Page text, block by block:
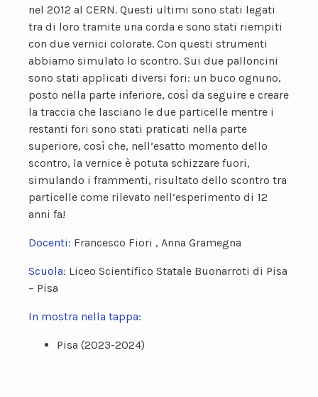
nel 2012 al CERN. Questi ultimi sono stati legati
tra di loro tramite una corda e sono stati riempiti
con due vernici colorate. Con questi strumenti
abbiamo simulato lo scontro. Sui due palloncini
sono stati applicati diversi fori: un buco ognuno,
posto nella parte inferiore, così da seguire e creare
la traccia che lasciano le due particelle mentre i
restanti fori sono stati praticati nella parte
superiore, così che, nell’esatto momento dello
scontro, la vernice è potuta schizzare fuori,
simulando i frammenti, risultato dello scontro tra
particelle come rilevato nell’esperimento di 12
anni fa!
Docenti: Francesco Fiori , Anna Gramegna
Scuola: Liceo Scientifico Statale Buonarroti di Pisa
– Pisa
In mostra nella tappa:
Pisa (2023-2024)